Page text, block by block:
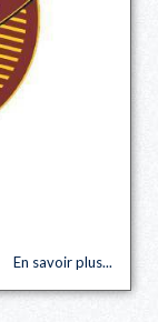
En savoir plus...